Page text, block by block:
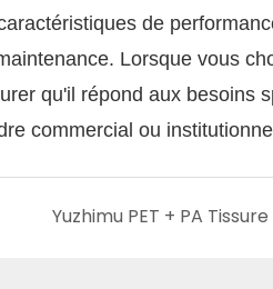
de
Lorsque vous
qu'il répond aux besoins
commercial ou